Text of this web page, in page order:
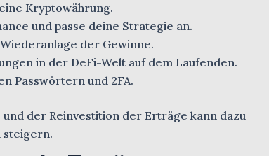
Kryptowährung.
und passe deine Strategie an.
der Gewinne.
in der DeFi-Welt auf dem Laufenden.
Passwörtern und 2FA.
der Reinvestition der Erträge kann dazu
steigern.